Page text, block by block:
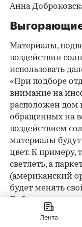
Анна
Материалы,
воздействии
использовать
«При подборе
внимание на
расположен дом
обращенных на
воздействием
материалы
цвет. К примеру,
светлеть, а
(американский
будет менять
Доброковская.
Пластик и
Лента